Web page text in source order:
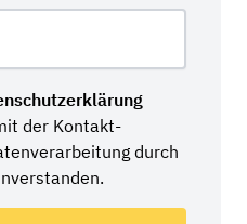
der Kontakt­
durch